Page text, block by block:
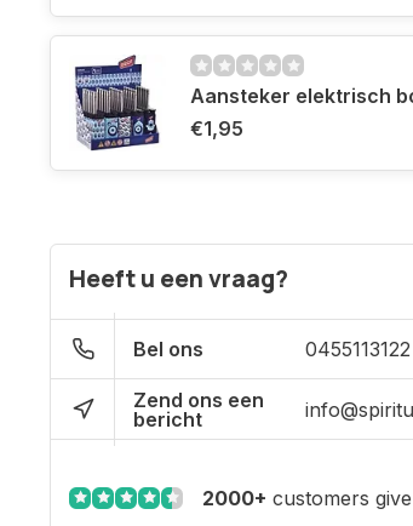
Aansteker elektrisch
€1,95
Heeft u een vraag?
Bel ons 0455113122
Zend ons een
bericht
2000+ customers